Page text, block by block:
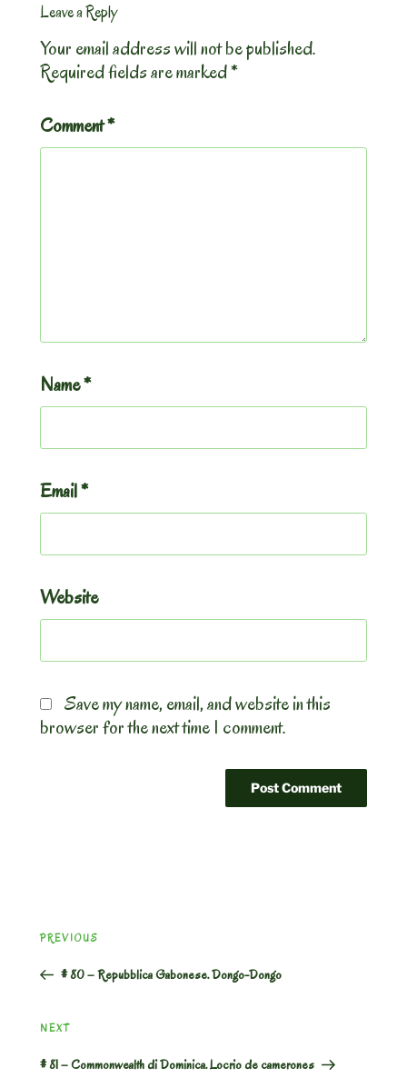
Leave a Reply
Your email address will not be published.
Required fields are marked*
Comment*
Name*
Email*
Website
Save my name, email, and website in this
browser for the next time I comment.
navigation
Previous
PREVIOUS
# 80 – Repubblica Gabonese. Dongo-Dongo
Next
NEXT
# 81 – Commonwealth di Dominica. Locrio de camerones